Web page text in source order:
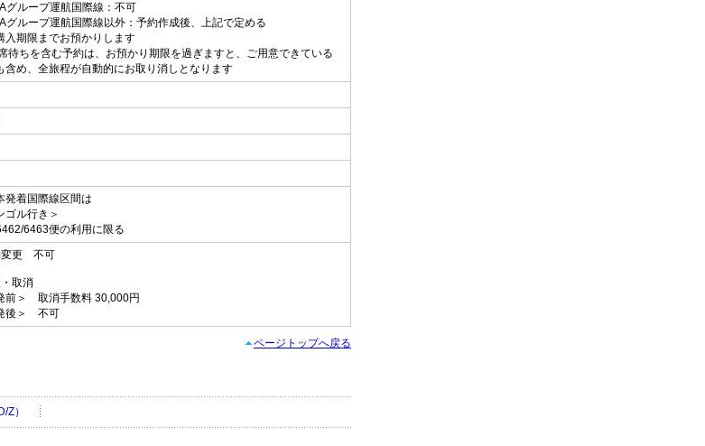
グループ運航国際線：不可
グループ運航国際線以外：予約作成後、上記で定める
期限までお預かりします
待ちを含む予約は、お預かり期限を過ぎますと、ご用意できている
め、全旅程が自動的にお取り消しとなります
着国際線区間は
ゴル行き＞
6463便の利用に限る
変更 不可
取消
前＞ 取消手数料 30,000円
後＞ 不可
ページトップへ戻る
Z）